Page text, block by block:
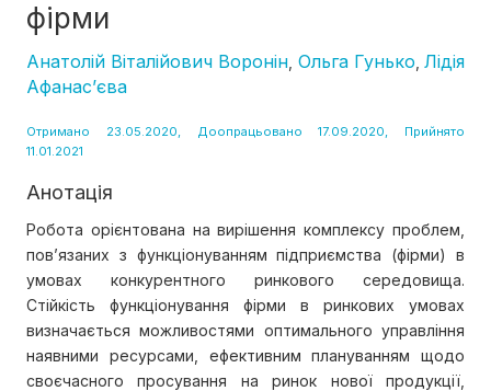
фірми
Анатолій Віталійович Воронін Ольга Гунько ,Лідія
Афанас’єва
Отримано 23.05.2020, Доопрацьовано 17.09.2020, Прийнято
11.01.2021
Анотація
Робота орієнтована на вирішення комплексу проблем,
пов’язаних з функціонуванням підприємства (фірми) в
умовах конкурентного ринкового середовища.
Стійкість функціонування фірми в ринкових умовах
визначається можливостями оптимального управління
наявними ресурсами, ефективним плануванням щодо
своєчасного просування на ринок нової продукції,